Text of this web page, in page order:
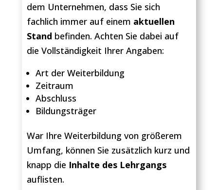
dem Unternehmen, dass Sie sich
fachlich immer auf einem aktuellen
Stand befinden. Achten Sie dabei auf
die Vollständigkeit Ihrer Angaben:
Art der Weiterbildung
Zeitraum
Abschluss
Bildungsträger
War Ihre Weiterbildung von größerem
Umfang, können Sie zusätzlich kurz und
knapp die Inhalte des Lehrgangs
auflisten.